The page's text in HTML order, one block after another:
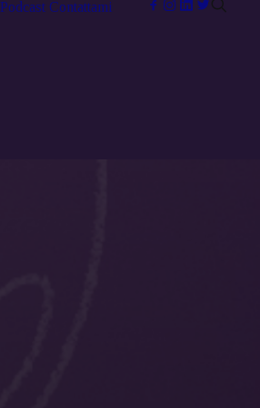
Podcast Contattami